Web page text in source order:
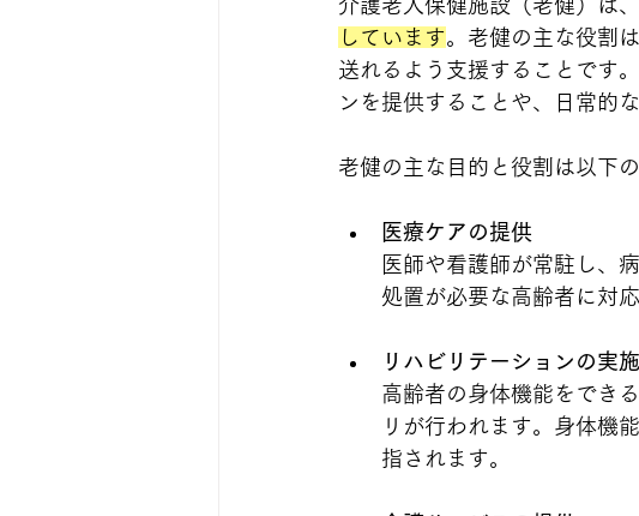
しています。老健の主な役割
送れるよう支援することです
ンを提供することや、日常的
老健の主な目的と役割は以下
医療ケアの提供
医師や看護師が常駐し、
処置が必要な高齢者に対
リハビリテーションの実施
高齢者の身体機能をでき
リが行われます。身体機
指されます。